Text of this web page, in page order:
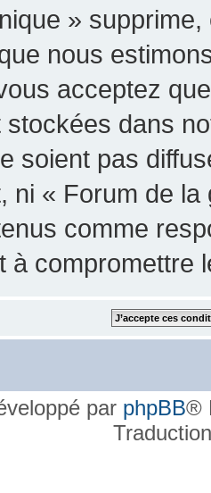
»
nous
acceptez
dans
soient pas
ni « Forum de
comme
à compromettre
par phpBB®